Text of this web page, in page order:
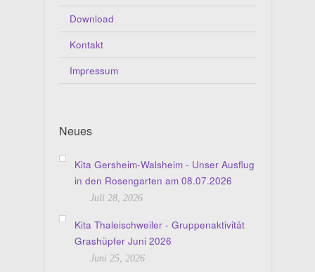
Download
Kontakt
Impressum
Neues
Kita Gersheim-Walsheim - Unser Ausflug
in den Rosengarten am 08.07.2026
Juli 28, 2026
Kita Thaleischweiler - Gruppenaktivität
Grashüpfer Juni 2026
Juni 25, 2026